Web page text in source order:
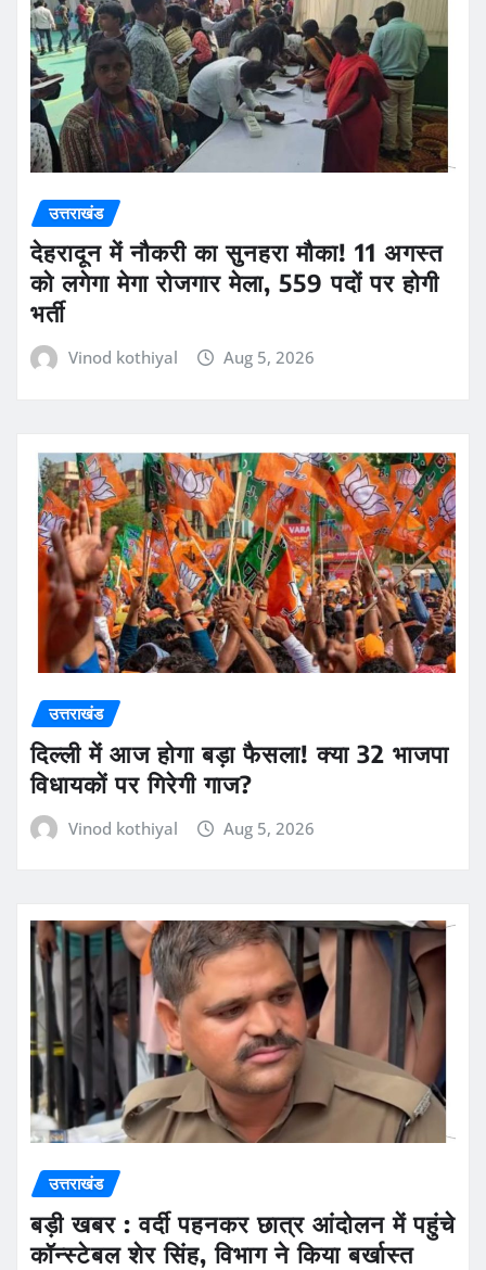
उत्तराखंड
देहरादून में नौकरी का सुनहरा मौका! 11 अगस्त
को लगेगा मेगा रोजगार मेला, 559 पदों पर होगी
भर्ती
Vinod kothiyal Aug 5, 2026
उत्तराखंड
दिल्ली में आज होगा बड़ा फैसला! क्या 32 भाजपा
विधायकों पर गिरेगी गाज?
Vinod kothiyal Aug 5, 2026
उत्तराखंड
बड़ी खबर : वर्दी पहनकर छात्र आंदोलन में पहुंचे
कॉन्स्टेबल शेर सिंह, विभाग ने किया बर्खास्त